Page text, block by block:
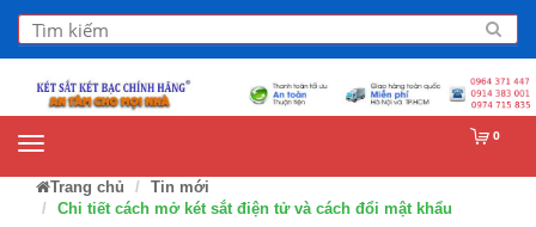
0
Trang chủ
Tin mới
Chi tiết cách mở két sắt điện tử và cách đổi mật khẩu